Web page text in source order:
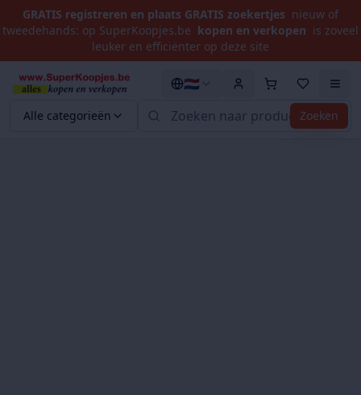
GRATIS registreren en plaats GRATIS zoekertjes nieuw of
tweedehands: op SuperKoopjes.be kopen en verkopen is zoveel
leuker en efficiënter op deze site
Alle categorieën Zoeken
🇳🇱